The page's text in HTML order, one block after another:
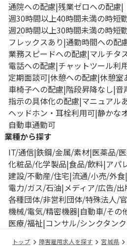
通院への配慮 残業ゼロへの配慮
週30時間以上40時間未満の時短
週20時間以上30時間未満の時短
フレックスあり 通勤時間への配
業務スピードへの配慮 マルチタ
電話への配慮 チャットツール利
定期面談可 休憩への配慮 休憩室
車椅子への配慮 階段昇降なし 音
指示の具体化の配慮 マニュアル
ヘッドホン・耳栓利用可 静かな
自動車通勤可
業種から探す
IT/通信 鉄鋼/金属/素材 医薬品/
化粧品/化学製品 食品/飲料 アパ
建設/不動産/住宅 流通/小売/外食
電力/ガス/石油 メディア/広告/出
各種団体/非営利団体/特殊法人/
機械/電気/精密機器 自動車/その
医療/福祉 コンサル/シンクタンク
トップ 障害雇用求人を探す 宮城県